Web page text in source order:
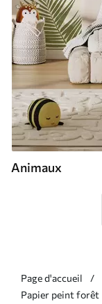
Animaux
Page d'accueil
Papier peint forêt